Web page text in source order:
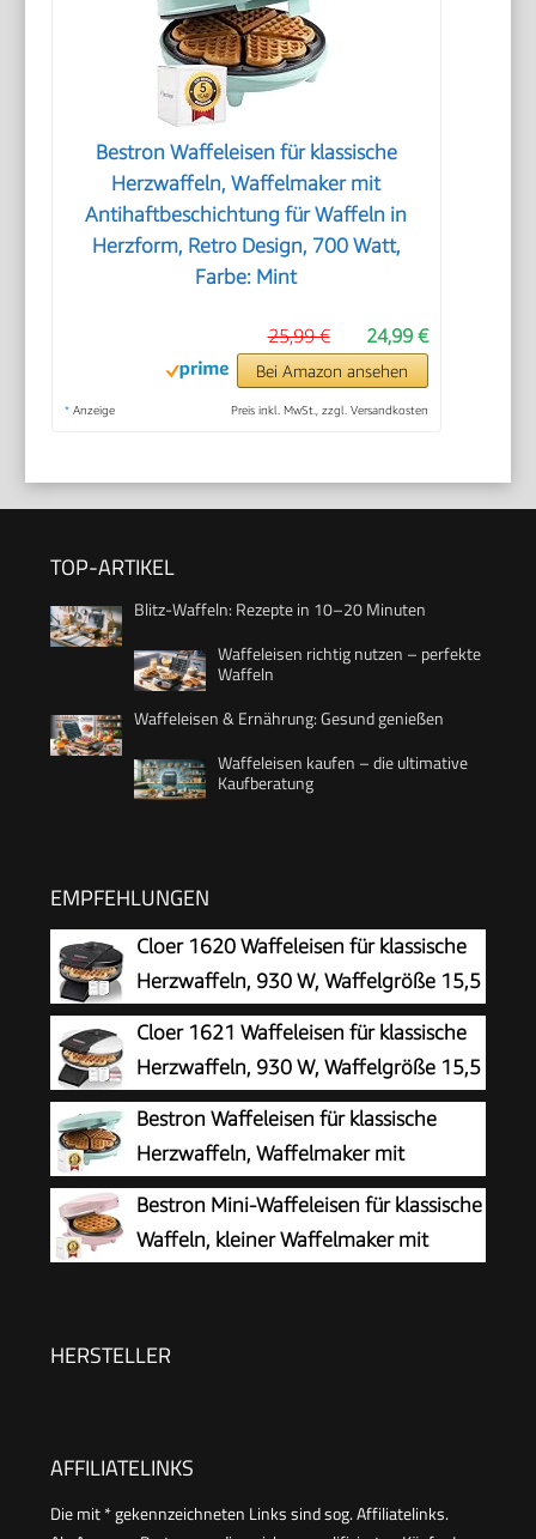
Bestron Waffeleisen für klassische
Herzwaffeln, Waffelmaker mit
Antihaftbeschichtung für Waffeln in
Herzform, Retro Design, 700 Watt,
Farbe: Mint
24,99 €
25,99 €
Bei Amazon ansehen
* Anzeige Preis inkl. MwSt., zzgl. Versandkosten
TOP-ARTIKEL
Blitz-Waffeln: Rezepte in 10–20 Minuten
Waffeleisen richtig nutzen – perfekte
Waffeln
Waffeleisen & Ernährung: Gesund genießen
Waffeleisen kaufen – die ultimative
Kaufberatung
EMPFEHLUNGEN
Cloer 1620 Waffeleisen für klassische
Herzwaffeln, 930 W, Waffelgröße 15,5
cm, stufenlos wählbarer
Bräunungsgrad, schwarz
Cloer 1621 Waffeleisen für klassische
Herzwaffeln, 930 W, Waffelgröße 15,5
cm, stufenlos wählbarer
Bräunungsgrad, weiß, Metall
Bestron Waffeleisen für klassische
Herzwaffeln, Waffelmaker mit
Antihaftbeschichtung für Waffeln in
Herzform, Retro Design, 700 Watt, Farbe: Mint
Bestron Mini-Waffeleisen für klassische
Waffeln, kleiner Waffelmaker mit
Weihnachten, Retro Design, 550 Watt, Farbe:
HERSTELLER
AFFILIATELINKS
Die mit * gekennzeichneten Links sind sog. Affiliatelinks.